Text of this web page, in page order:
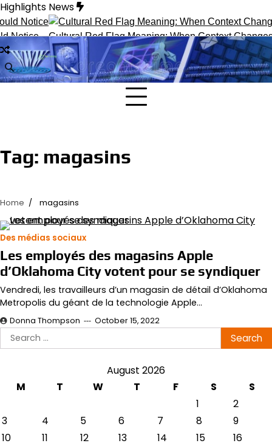
Skip
to
content
Highlights News
Notice Cultural Red Flag Meaning: When Context Changes
Tag: magasins
Home magasins
Des médias sociaux
Les employés des magasins Apple
d’Oklahoma City votent pour se syndiquer
Vendredi, les travailleurs d’un magasin de détail d’Oklahoma
Metropolis du géant de la technologie Apple…
Donna Thompson October 15, 2022
Search
for:
August 2026
M
T W T F S
S
1
2
3
4 5 6 7 8
9
10
11 12 13 14 15
16